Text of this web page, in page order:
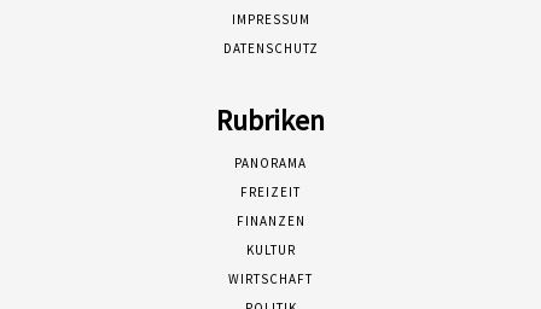
IMPRESSUM
DATENSCHUTZ
Rubriken
PANORAMA
FREIZEIT
FINANZEN
KULTUR
WIRTSCHAFT